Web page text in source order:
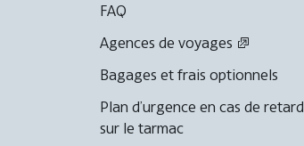
FAQ
Agences de voyages
Bagages et frais optionnels
Plan d’urgence en cas de retard
sur le tarmac